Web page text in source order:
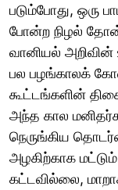
படும்போது, ஒரு
போன்ற நிழல்
வானியல்
பல பழங்காலக்
கூட்டங்களின்
அந்த கால
நெருங்கிய
அழகிற்காக
கட்டவில்லை,